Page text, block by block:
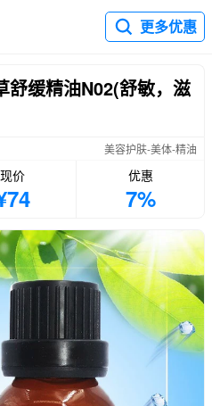
更多优惠
舒缓精油N02(舒敏，滋
美容护肤-美体-精油
现价 优惠
7%